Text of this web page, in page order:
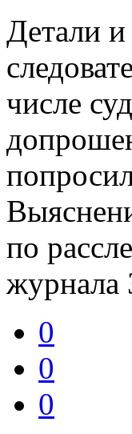
Детали и
числе
по
журнала
0
0
0